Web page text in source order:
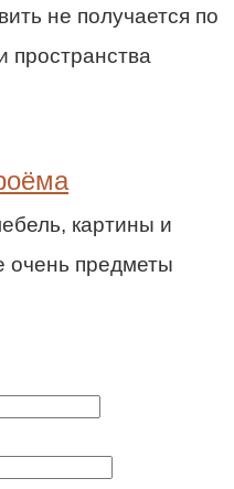
не получается по
пространства
картины и
очень предметы